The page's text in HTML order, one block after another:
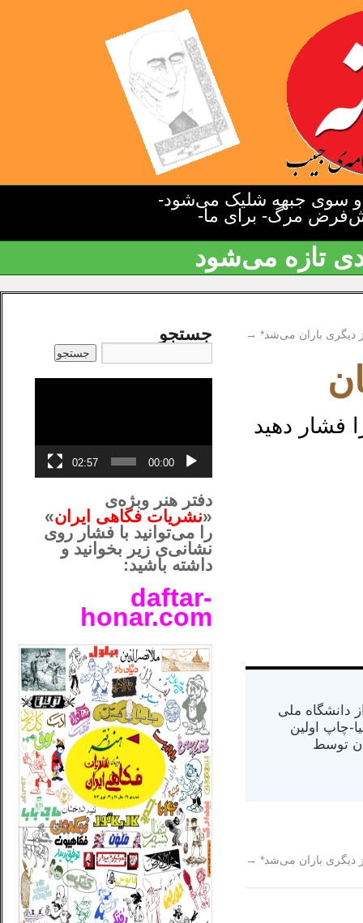
سوی جبهه شلیک می‌شود-
مرگ- برای ما-
تازه می‌شود
دیگری باران می‌شد* →
فشار دهید
از دانشگاه ملی
در کالیفرنیا-چاپ اولین
در سال ۱۳۸۴ در ایران توسط
دیگری باران می‌شد* →
جستجو
00:00
02:57
دفتر هنر وبژه‌ی
«نشریات فکاهی ایران»
را می‌توانید با فشار روی
نشانی‌ی زیر بخوانید و
داشته باشید:
daftar-
honar.com